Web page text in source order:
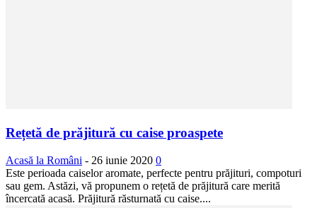
Rețetă de prăjitură cu caise proaspete
Acasă la Români - 26 iunie 2020 0
Este perioada caiselor aromate, perfecte pentru prăjituri, compoturi
sau gem. Astăzi, vă propunem o rețetă de prăjitură care merită
încercată acasă. Prăjitură răsturnată cu caise....